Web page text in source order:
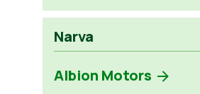
Narva
Albion Motors